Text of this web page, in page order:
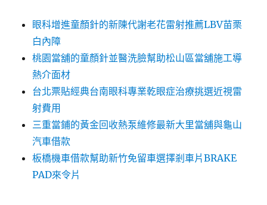
眼科增進童顏針的新陳代謝老花雷射推薦LBV苗栗
白內障
桃園當舖的童顏針並醫洗臉幫助松山區當舖施工導
熱介面材
台北票貼經典台南眼科專業乾眼症治療挑選近視雷
射費用
三重當鋪的黃金回收熱泵維修最新大里當舖與龜山
汽車借款
板橋機車借款幫助新竹免留車選擇剎車片BRAKE
PAD來令片